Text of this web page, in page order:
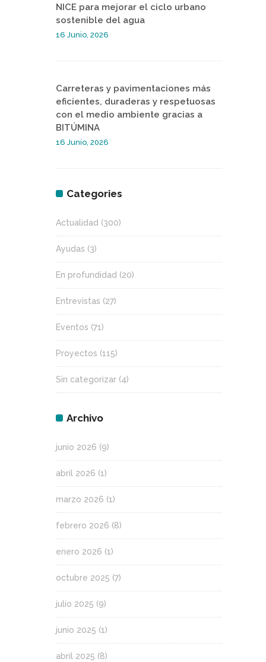
NICE para mejorar el ciclo urbano
sostenible del agua
16 Junio, 2026
Carreteras y pavimentaciones más
eficientes, duraderas y respetuosas
con el medio ambiente gracias a
BITÚMINA
16 Junio, 2026
Categories
Actualidad (300)
Ayudas (3)
En profundidad (20)
Entrevistas (27)
Eventos (71)
Proyectos (115)
Sin categorizar (4)
Archivo
junio 2026 (9)
abril 2026 (1)
marzo 2026 (1)
febrero 2026 (8)
enero 2026 (1)
octubre 2025 (7)
julio 2025 (9)
junio 2025 (1)
abril 2025 (8)